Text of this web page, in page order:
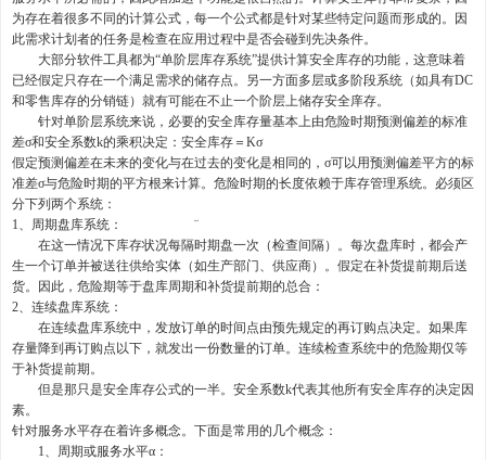
为存在着很多不同的计算公式，每一个公式都是针对某些特定问题而形成的。因
此需求计划者的任务是检查在应用过程中是否会碰到先决条件。
大部分软件工具都为“单阶层库存系统”提供计算安全库存的功能，这意味着
已经假定只存在一个满足需求的储存点。另一方面多层或多阶段系统（如具有DC
和零售库存的分销链）就有可能在不止一个阶层上储存安全庠存。
针对单阶层系统来说，必要的安全库存量基本上由危险时期预测偏差的标准
差σ和安全系数k的乘积决定：安全库存＝Kσ
假定预测偏差在未来的变化与在过去的变化是相同的，σ可以用预测偏差平方的标
准差σ与危险时期的平方根来计算。危险时期的长度依赖于库存管理系统。必须区
分下列两个系统：
1、周期盘库系统： ¨
在这一情况下库存状况每隔时期盘一次（检查间隔）。每次盘库时，都会产
生一个订单并被送往供给实体（如生产部门、供应商）。假定在补货提前期后送
货。因此，危险期等于盘库周期和补货提前期的总合：
2、连续盘库系统：
在连续盘库系统中，发放订单的时间点由预先规定的再订购点决定。如果库
存量降到再订购点以下，就发出一份数量的订单。连续检查系统中的危险期仅等
于补货提前期。
但是那只是安全库存公式的一半。安全系数k代表其他所有安全库存的决定因
素。
针对服务水平存在着许多概念。下面是常用的几个概念：
1、周期或服务水平α：